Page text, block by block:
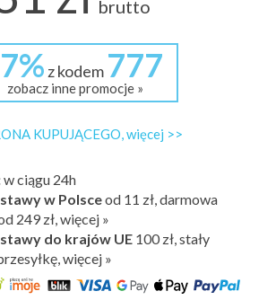
brutto
z kodem 777
zobacz inne promocje »
KUPUJĄCEGO, więcej >>
w ciągu 24h
w Polsceod 11 zł, darmowa
249 zł, więcej »
do krajów UE 100 zł,stały
więcej »